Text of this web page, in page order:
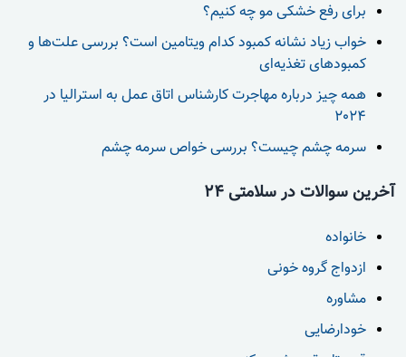
برای رفع خشکی مو چه کنیم؟
خواب زیاد نشانه کمبود کدام ویتامین است؟ بررسی علت‌ها و
کمبودهای تغذیه‌ای
همه چیز درباره مهاجرت کارشناس اتاق عمل به استرالیا در
2024
سرمه چشم چیست؟ بررسی خواص سرمه چشم
آخرین سوالات در سلامتی 24
خانواده
ازدواج گروه خونی
مشاوره
خودارضایی